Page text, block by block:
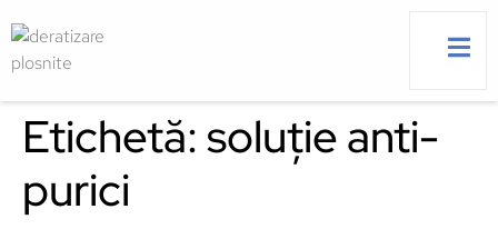
Etichetă:soluție anti-
purici